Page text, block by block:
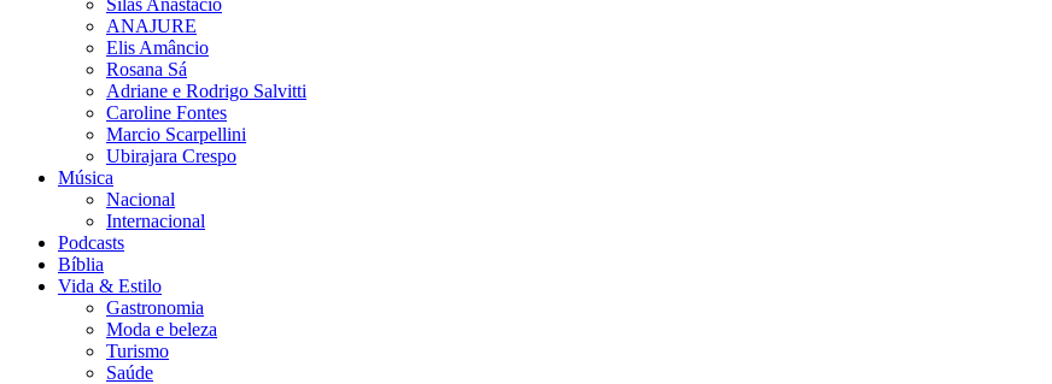
Silas Anastácio
ANAJURE
Elis Amâncio
Rosana Sá
Adriane e Rodrigo Salvitti
Caroline Fontes
Marcio Scarpellini
Ubirajara Crespo
Música
Nacional
Internacional
Podcasts
Bíblia
Vida & Estilo
Gastronomia
Moda e beleza
Turismo
Saúde